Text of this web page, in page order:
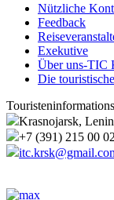
Nützliche
Feedback
Exekutive
Über uns-TIC
Die
Krasnojarsk,
+7 (391) 215 00 02